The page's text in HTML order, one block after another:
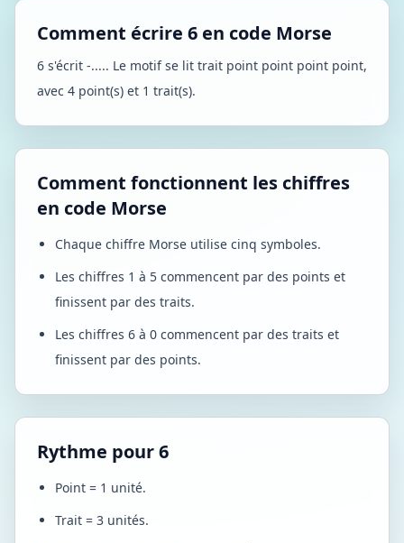
Comment écrire 6 en code Morse
6 s'écrit -..... Le motif se lit trait point point point point,
avec 4 point(s) et 1 trait(s).
Comment fonctionnent les chiffres
en code Morse
Chaque chiffre Morse utilise cinq symboles.
Les chiffres 1 à 5 commencent par des points et
finissent par des traits.
Les chiffres 6 à 0 commencent par des traits et
finissent par des points.
Rythme pour 6
Point = 1 unité.
Trait = 3 unités.